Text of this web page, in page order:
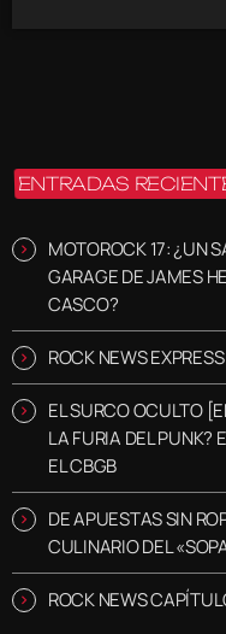
ENTRADAS
MOTOROCK 17: ¿UN
GARAGE DE JAMES
CASCO?
ROCK NEWS
EL SURCO OCULTO
LA FURIA DEL PUNK?
EL CBGB
DE APUESTAS SIN
CULINARIO DEL
ROCK NEWS